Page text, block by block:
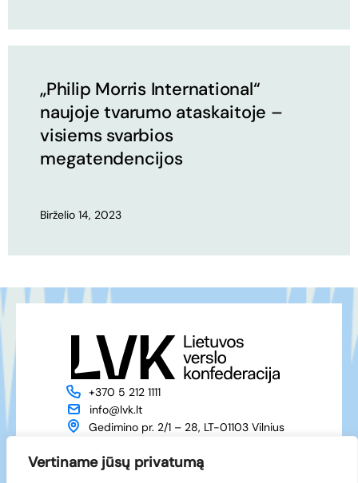
Vertiname jūsų privatumą
„Philip Morris International“
naujoje tvarumo ataskaitoje –
visiems svarbios
megatendencijos
Birželio 14, 2023
+370 5 212 1111
info@lvk.lt
Gedimino pr. 2/1 – 28, LT-01103 Vilnius
Naujienos
Renginiai